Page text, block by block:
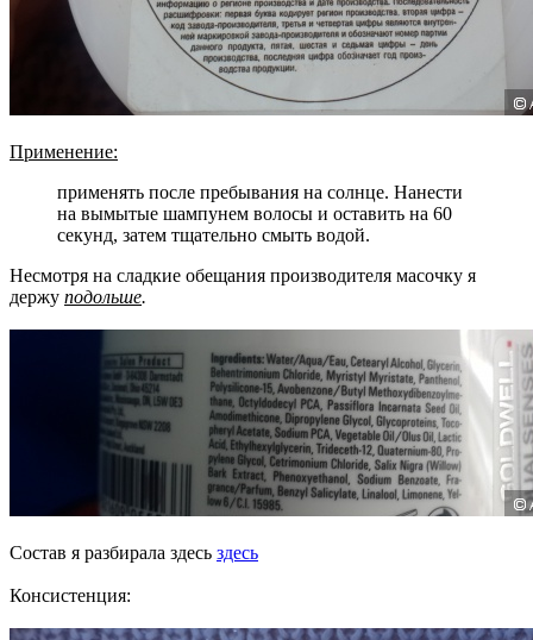
Применение:
применять после пребывания на солнце. Нанести
на вымытые шампунем волосы и оставить на 60
секунд, затем тщательно смыть водой.
Несмотря на сладкие обещания производителя масочку я
держу подольше.
Состав я разбирала здесь здесь
Консистенция: